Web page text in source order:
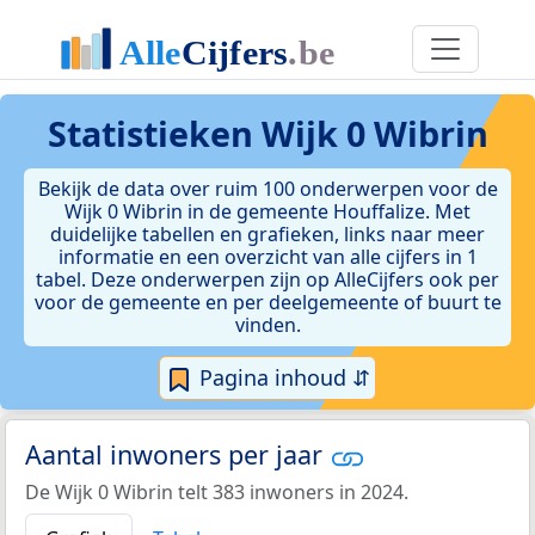
Statistieken Wijk 0 Wibrin
Bekijk de data over ruim 100 onderwerpen voor de
Wijk 0 Wibrin in de gemeente Houffalize. Met
duidelijke tabellen en grafieken, links naar meer
informatie en een overzicht van alle cijfers in 1
tabel. Deze onderwerpen zijn op AlleCijfers ook per
voor de gemeente en per deelgemeente of buurt te
vinden.
Pagina inhoud ⇵
Aantal inwoners per jaar
De Wijk 0 Wibrin telt 383 inwoners in 2024.